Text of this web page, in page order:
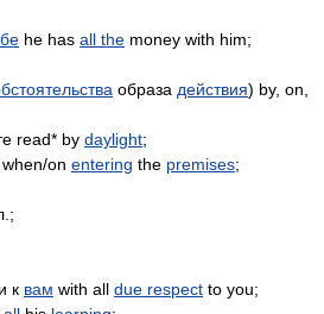
he has all the money with him;
образа действия) by, on,
read* by daylight;
when/on entering the premises;
к вам with all due respect to you;